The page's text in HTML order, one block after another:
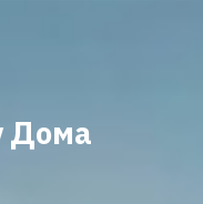
Дома